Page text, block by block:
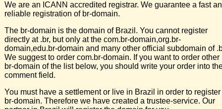
We are an ICANN accredited registrar. We guarantee a fast
reliable registration of br-domain.
The br-domain is the domain of Brazil. You cannot register
directly at .br, but only at the com.br-domain,org.br-
domain,edu.br-domain and many other official subdomain of
We suggest to order com.br-domain. If you want to order other
br-domain of the list below, you should write your order into
comment field.
You must have a settlement or live in Brazil in order to register
br-domain. Therefore we have created a trustee-service. Our